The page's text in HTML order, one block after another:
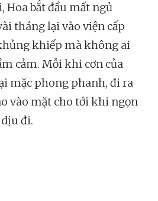
Hoa bắt đầu mất ngủ
tháng lại vào viện cấp
khiếp mà không ai
cảm. Mỗi khi cơn của
mặc phong phanh, đi ra
vào mặt cho tới khi ngọn
đi.